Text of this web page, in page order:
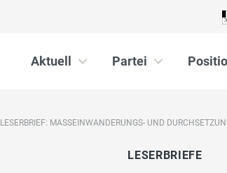
Aktuell Partei
LESERBRIEF: MASSEINWANDERUNGS- UND
LESERBRIEFE